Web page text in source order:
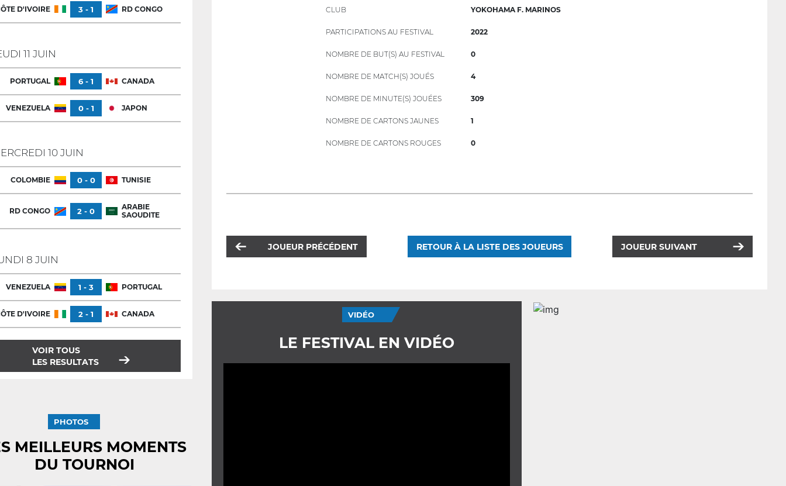
D'IVOIRE 3 - 1 RD CONGO
11 JUIN
PORTUGAL 6 - 1 CANADA
VENEZUELA 0 - 1 JAPON
10 JUIN
COLOMBIE 0 - 0 TUNISIE
RD CONGO 2 - 0
ARABIE
SAOUDITE
8 JUIN
VENEZUELA 1 - 3 PORTUGAL
D'IVOIRE 2 - 1 CANADA
VOIR TOUS
LES RESULTATS
PHOTOS
MEILLEURS MOMENTS
DU TOURNOI
CLUB YOKOHAMA F. MARINOS
PARTICIPATIONS AU FESTIVAL 2022
NOMBRE DE BUT(S) AU FESTIVAL 0
NOMBRE DE MATCH(S) JOUÉS 4
NOMBRE DE MINUTE(S) JOUÉES 309
NOMBRE DE CARTONS JAUNES 1
NOMBRE DE CARTONS ROUGES 0
JOUEUR PRÉCÉDENT RETOUR À LA LISTE DES JOUEURS JOUEUR SUIVANT
VIDÉO
LE FESTIVAL EN VIDÉO